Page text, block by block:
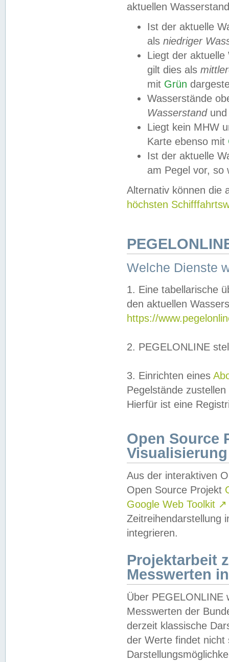
aktuellen
Ist der aktuelle
als niedriger
Liegt der
gilt dies als
mit Grün
Wasserstände
Wasserstandund
Liegt kein MHW
Karte ebenso mit
Ist der aktuelle
am Pegel vor,
Alternativ können die
höchsten
Welche Dienste
1. Eine tabellarische
den aktuellen
https://
2. PEGELONLINE
3. Einrichten eines
Pegelstände
Hierfür ist eine
Open Source
Visualisierung
Aus der interaktiven
Open Source Projekt
Google Web Toolkit ↗
Zeitreihendarstellung
integrieren.
Projektarbeit
Messwerten
Über PEGELONLINE
Messwerten der
derzeit klassische
der Werte findet